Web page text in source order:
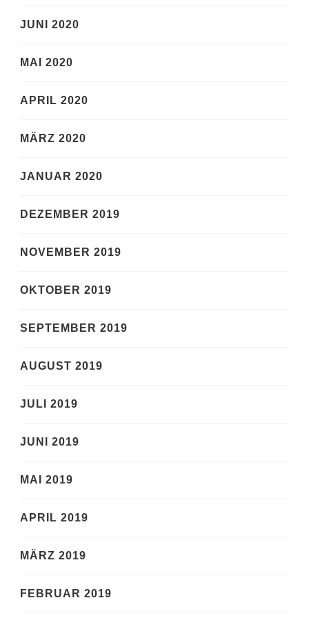
JUNI 2020
MAI 2020
APRIL 2020
MÄRZ 2020
JANUAR 2020
DEZEMBER 2019
NOVEMBER 2019
OKTOBER 2019
SEPTEMBER 2019
AUGUST 2019
JULI 2019
JUNI 2019
MAI 2019
APRIL 2019
MÄRZ 2019
FEBRUAR 2019